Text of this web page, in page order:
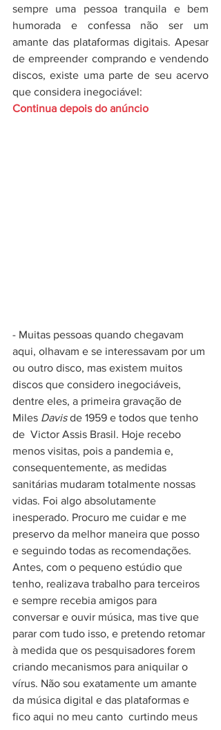
sempre uma pessoa tranquila e bem
humorada e confessa não ser um
amante das plataformas digitais. Apesar
de empreender comprando e vendendo
discos, existe uma parte de seu acervo
que considera inegociável:
Continua depois do anúncio
- Muitas pessoas quando chegavam
aqui, olhavam e se interessavam por um
ou outro disco, mas existem muitos
discos que considero inegociáveis,
dentre eles, a primeira gravação de
Miles Davis de 1959 e todos que tenho
de  Victor Assis Brasil. Hoje recebo
menos visitas, pois a pandemia e,
consequentemente, as medidas
sanitárias mudaram totalmente nossas
vidas. Foi algo absolutamente
inesperado. Procuro me cuidar e me
preservo da melhor maneira que posso
e seguindo todas as recomendações.
Antes, com o pequeno estúdio que
tenho, realizava trabalho para terceiros
e sempre recebia amigos para
conversar e ouvir música, mas tive que
parar com tudo isso, e pretendo retomar
à medida que os pesquisadores forem
criando mecanismos para aniquilar o
vírus. Não sou exatamente um amante
da música digital e das plataformas e
fico aqui no meu canto  curtindo meus